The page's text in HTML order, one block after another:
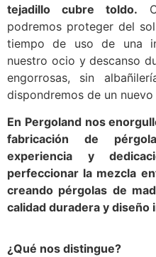
tejadillo cubre toldo.
podremos proteger del
tiempo de uso de una
nuestro ocio y descanso
engorrosas, sin
dispondremos de un
En Pergoland nos
fabricación de
experiencia y
perfeccionar la mezcla
creando pérgolas de
calidad duradera y diseño
¿Qué nos distingue?